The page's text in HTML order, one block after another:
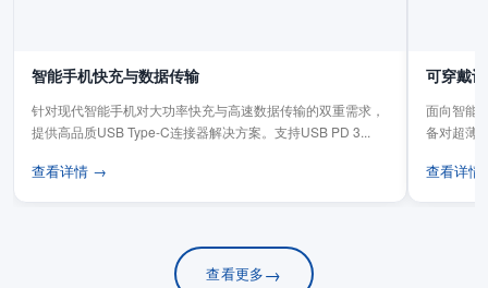
智能手机快充与数据传输
针对现代智能手机对大功率快充与高速数据传输的双重需求，
提供高品质USB Type-C连接器解决方案。支持USB PD 3...
查看详情 →
可穿戴
面向智能
备对超薄
查看详
查看更多→